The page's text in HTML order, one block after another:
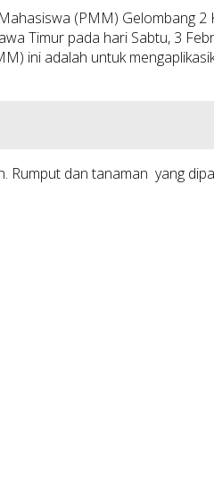
(PMM) Gelombang 2
Timur pada hari Sabtu, 3
ini adalah untuk
Rumput dan tanaman yang